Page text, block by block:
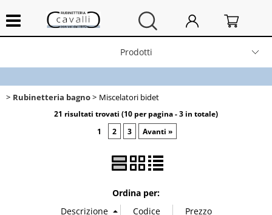
Chi siamo
Prodotti
News
Rubinetteria bagno Miscelatori bidet
21 risultati trovati (10 per pagina - 3 in totale)
1
2 3 Avanti »
Ordina per: